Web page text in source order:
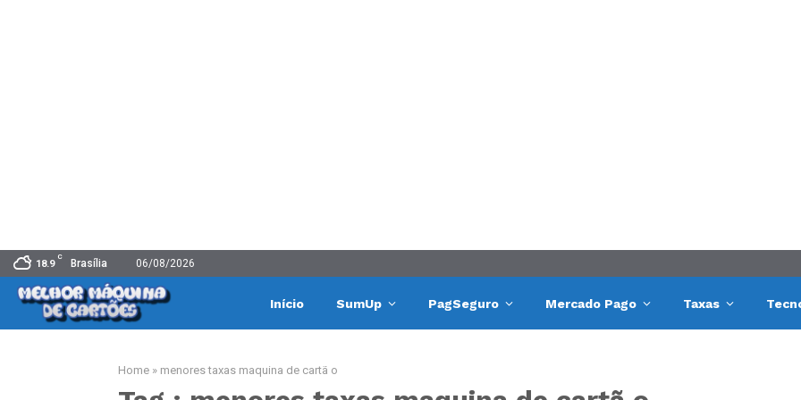
18.9
C
Brasília 06/08/2026
Início SumUp PagSeguro Mercado Pago Taxas
Home » menores taxas maquina de cartã o